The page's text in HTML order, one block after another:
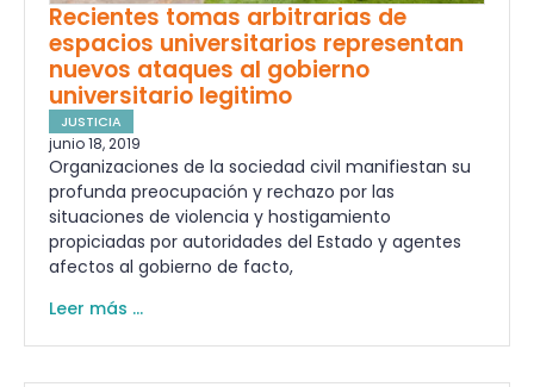
Recientes tomas arbitrarias de
espacios universitarios representan
nuevos ataques al gobierno
universitario legitimo
JUSTICIA
junio 18, 2019
Organizaciones de la sociedad civil manifiestan su
profunda preocupación y rechazo por las
situaciones de violencia y hostigamiento
propiciadas por autoridades del Estado y agentes
afectos al gobierno de facto,
Leer más ...